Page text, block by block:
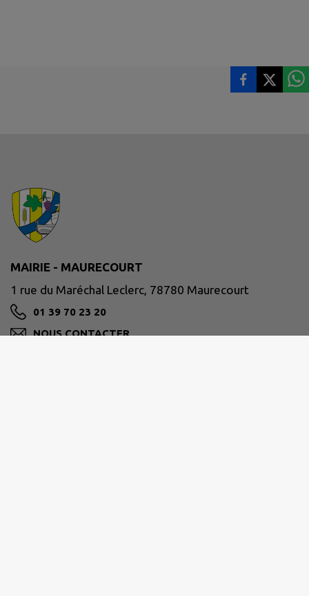
MAIRIE - MAURECOURT
1 rue du Maréchal Leclerc, 78780 Maurecourt
01 39 70 23 20
NOUS CONTACTER